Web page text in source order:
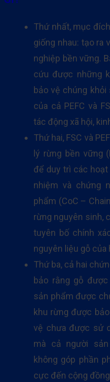
Thứ nhất, mục
giống nhau: tạo ra
nghiệp bền vững.
cứu được những
bảo vệ chúng khỏi
của cả PEFC và
tác động xã hội,
Thứ hai, FSC và
lý rừng bền vững
để duy trì các
nhiệm và chứng
phẩm (CoC –
rừng nguyên sinh,
tuyên bố chính
nguyên liệu gỗ của
Thứ ba, cả hai
bảo rằng gỗ
sản phẩm được
khu rừng được
vệ chưa được sử
mà cả người
không góp phần
cực đến cộng